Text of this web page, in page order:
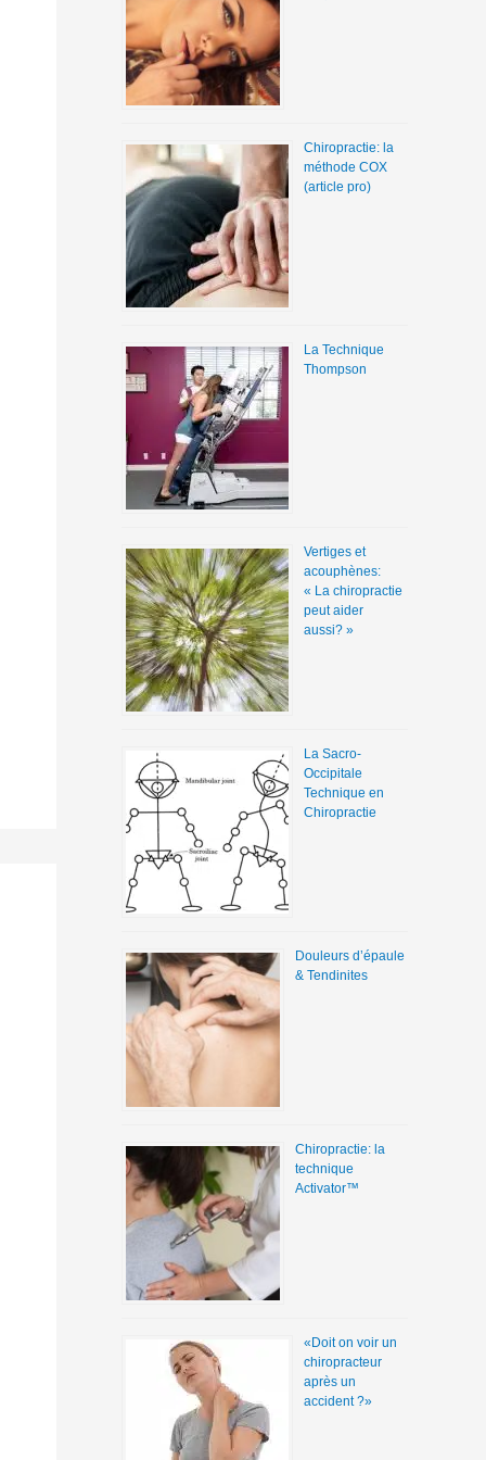
Chiropractie: la
méthode COX
(article pro)
La Technique
Thompson
Vertiges et
acouphènes:
« La chiropractie
peut aider
aussi? »
La Sacro-
Occipitale
Technique en
Chiropractie
Douleurs d’épaule
& Tendinites
Chiropractie: la
technique
Activator™
«Doit on voir un
chiropracteur
après un
accident ?»